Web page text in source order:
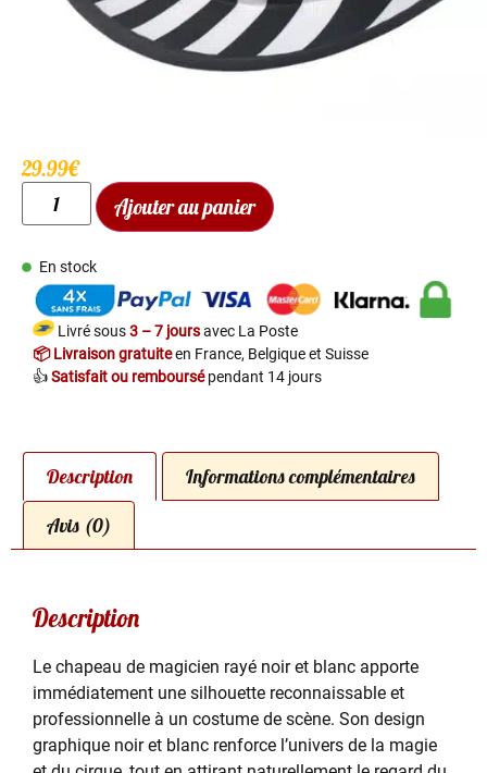
29.99€
Ajouter au panier
En stock
Livré sous3 – 7 joursavec La Poste
📦 Livraison gratuiteen France, Belgique et Suisse
👍Satisfait ou remboursépendant 14 jours
Description Informations complémentaires
Avis (0)
Description
Le chapeau de magicien rayé noir et blanc apporte
immédiatement une silhouette reconnaissable et
professionnelle à un costume de scène. Son design
graphique noir et blanc renforce l’univers de la magie